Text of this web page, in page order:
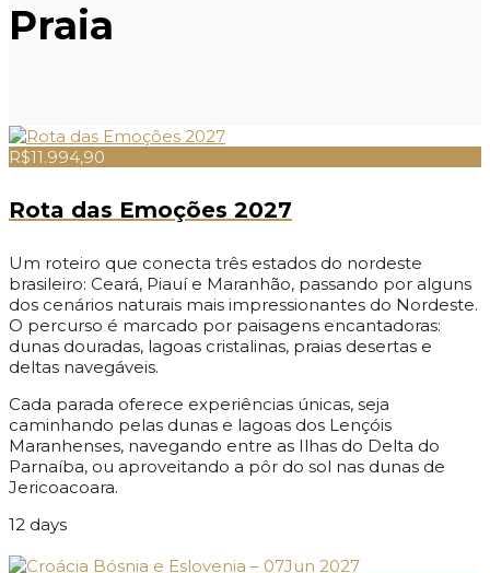
Praia
R$11.994,90
Rota das Emoções 2027
Um roteiro que conecta três estados do nordeste
brasileiro: Ceará, Piauí e Maranhão, passando por alguns
dos cenários naturais mais impressionantes do Nordeste.
O percurso é marcado por paisagens encantadoras:
dunas douradas, lagoas cristalinas, praias desertas e
deltas navegáveis.
Cada parada oferece experiências únicas, seja
caminhando pelas dunas e lagoas dos Lençóis
Maranhenses, navegando entre as Ilhas do Delta do
Parnaíba, ou aproveitando a pôr do sol nas dunas de
Jericoacoara.
12 days